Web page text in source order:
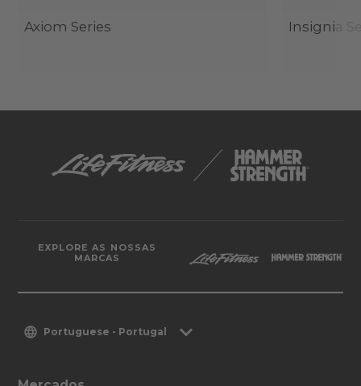
Axiom Series Insignia
EXPLORE AS NOSSAS
MARCAS
Portuguese - Portugal